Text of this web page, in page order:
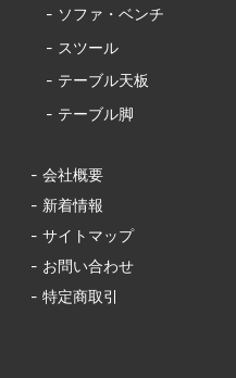
- ソファ・ベンチ
- スツール
- テーブル天板
- テーブル脚
- 会社概要
- 新着情報
- サイトマップ
- お問い合わせ
- 特定商取引